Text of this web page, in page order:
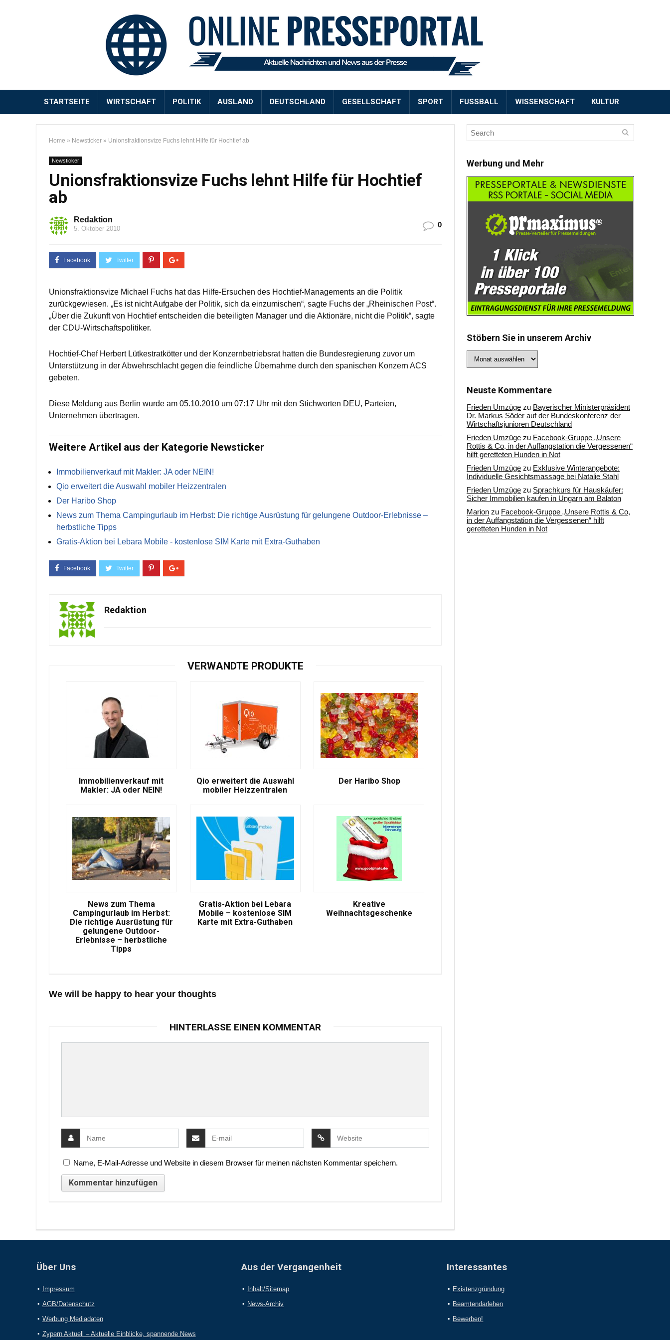
STARTSEITE WIRTSCHAFT POLITIK AUSLAND DEUTSCHLAND GESELLSCHAFT SPORT FUSSBALL WISSENSCHAFT KULTUR
Home » Newsticker » Unionsfraktionsvize Fuchs lehnt Hilfe für Hochtief ab
Newsticker
Unionsfraktionsvize Fuchs lehnt Hilfe für Hochtief
ab
Redaktion
5. Oktober 2010 0
Unionsfraktionsvize Michael Fuchs hat das Hilfe-Ersuchen des Hochtief-Managements an die Politik
zurückgewiesen. „Es ist nicht Aufgabe der Politik, sich da einzumischen“, sagte Fuchs der „Rheinischen Post“.
„Über die Zukunft von Hochtief entscheiden die beteiligten Manager und die Aktionäre, nicht die Politik“, sagte
der CDU-Wirtschaftspolitiker.
Hochtief-Chef Herbert Lütkestratkötter und der Konzernbetriebsrat hatten die Bundesregierung zuvor um
Unterstützung in der Abwehrschlacht gegen die feindliche Übernahme durch den spanischen Konzern ACS
gebeten.
Diese Meldung aus Berlin wurde am 05.10.2010 um 07:17 Uhr mit den Stichworten DEU, Parteien,
Unternehmen übertragen.
Weitere Artikel aus der Kategorie Newsticker
Immobilienverkauf mit Makler: JA oder NEIN!
Qio erweitert die Auswahl mobiler Heizzentralen
Der Haribo Shop
News zum Thema Campingurlaub im Herbst: Die richtige Ausrüstung für gelungene Outdoor-Erlebnisse –
herbstliche Tipps
Gratis-Aktion bei Lebara Mobile - kostenlose SIM Karte mit Extra-Guthaben
Redaktion
VERWANDTE PRODUKTE
Immobilienverkauf mit
Makler: JA oder NEIN!
Qio erweitert die Auswahl
mobiler Heizzentralen
Der Haribo Shop
News zum Thema
Campingurlaub im Herbst:
Die richtige Ausrüstung für
gelungene Outdoor-
Erlebnisse – herbstliche
Tipps
Gratis-Aktion bei Lebara
Mobile – kostenlose SIM
Karte mit Extra-Guthaben
Kreative
Weihnachtsgeschenke
We will be happy to hear your thoughts
HINTERLASSE EINEN KOMMENTAR
Name, E-Mail-Adresse und Website in diesem Browser für meinen nächsten Kommentar speichern.
Werbung und Mehr
Stöbern Sie in unserem Archiv
Sie
Archiv
Neuste Kommentare
Frieden Umzüge zu Bayerischer Ministerpräsident
Dr. Markus Söder auf der Bundeskonferenz der
Wirtschaftsjunioren Deutschland
Frieden Umzüge zu Facebook-Gruppe „Unsere
Rottis & Co, in der Auffangstation die Vergessenen“
hilft geretteten Hunden in Not
Frieden Umzüge zu Exklusive Winterangebote:
Individuelle Gesichtsmassage bei Natalie Stahl
Frieden Umzüge zu Sprachkurs für Hauskäufer:
Sicher Immobilien kaufen in Ungarn am Balaton
Marion zu Facebook-Gruppe „Unsere Rottis & Co,
in der Auffangstation die Vergessenen“ hilft
geretteten Hunden in Not
Über Uns
Impressum
AGB/Datenschutz
Werbung Mediadaten
Zypern Aktuell – Aktuelle Einblicke, spannende News
Aus der Vergangenheit
Inhalt/Sitemap
News-Archiv
Interessantes
Existenzgründung
Beamtendarlehen
Bewerben!